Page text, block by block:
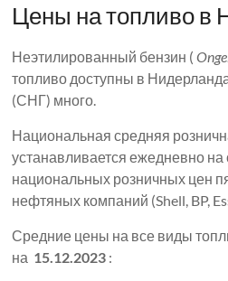
Цены на топливо в
Неэтилированный бензин (
топливо доступны в
(СНГ) много.
Национальная средняя
устанавливается ежедневно
национальных розничных цен
нефтяных компаний (Shell, BP,
Средние цены на все виды
на 15.12.2023 :